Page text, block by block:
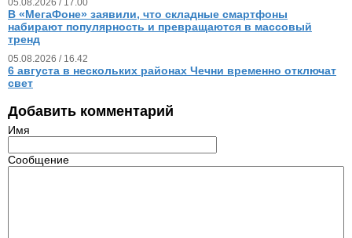
В «МегаФоне» заявили, что складные смартфоны
набирают популярность и превращаются в массовый
тренд
05.08.2026 / 16.42
6 августа в нескольких районах Чечни временно отключат
свет
Добавить комментарий
Имя
Сообщение